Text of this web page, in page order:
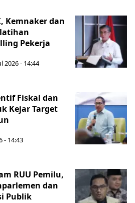
Kemnaker dan
Pekerja
2026 - 14:44
Fiskal dan
Kejar Target
- 14:43
RUU Pemilu,
dan
Publik